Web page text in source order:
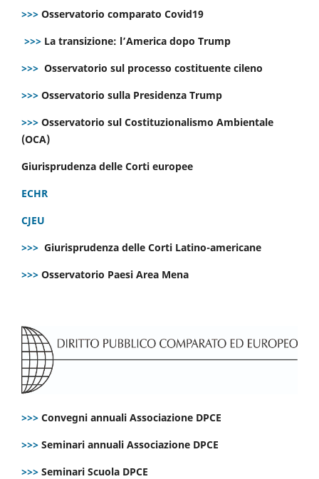
>>> Osservatorio comparato Covid19
>>> La transizione: l’America dopo Trump
>>> Osservatorio sul processo costituente cileno
>>> Osservatorio sulla Presidenza Trump
>>> Osservatorio sul Costituzionalismo Ambientale
(OCA)
Giurisprudenza delle Corti europee
ECHR
CJEU
>>> Giurisprudenza delle Corti Latino-americane
>>> Osservatorio Paesi Area Mena
>>> Convegni annuali Associazione DPCE
>>> Seminari annuali Associazione DPCE
>>> Seminari Scuola DPCE